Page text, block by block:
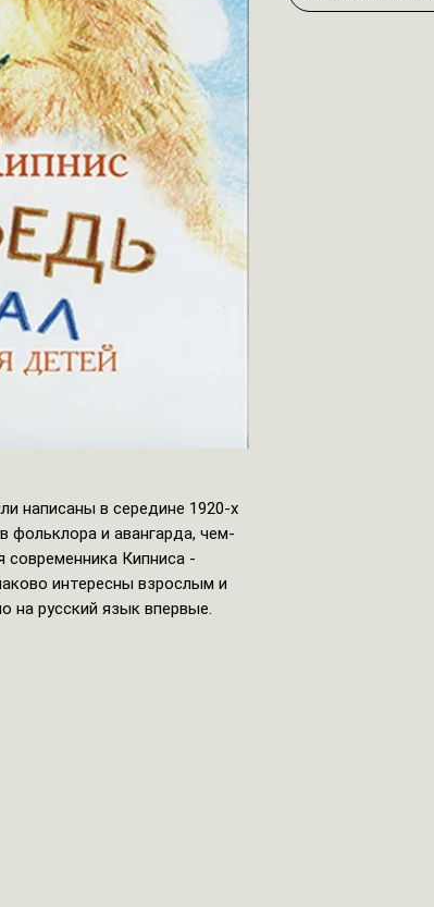
написаны в середине 1920-х
фольклора и авангарда, чем-
Кипниса -
интересны взрослым и
на русский язык впервые.